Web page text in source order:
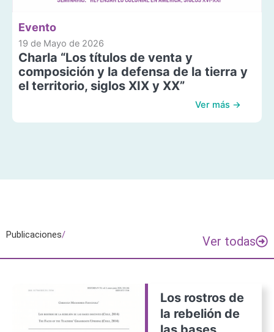
Evento
19 de Mayo de 2026
Charla “Los títulos de venta y
composición y la defensa de la tierra y
el territorio, siglos XIX y XX”
Ver más →
Publicaciones/ Ver todas
Los rostros de
la rebelión de